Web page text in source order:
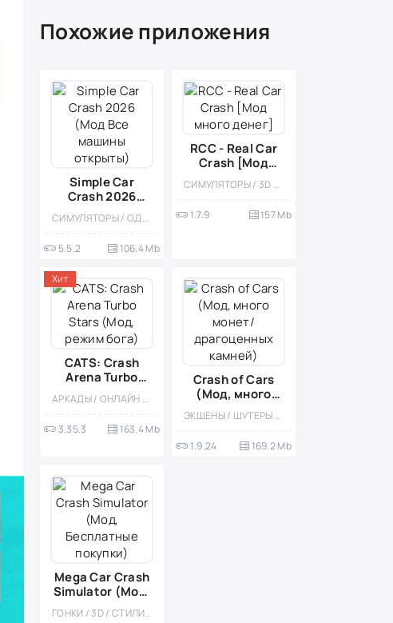
Похожие приложения
Simple Car
Crash 2026
(Мод Все
машины
СИМУЛЯТОРЫ / ОДНОПОЛЬЗОВАТЕЛЬСКИЕ / ФИЗИКА / КАЗУАЛЬНЫЕ / МОД / 3D / РЕАЛИЗМ / СТИЛИЗАЦИЯ / ОФЛАЙН / МАЛЕНЬКАЯ / ВСТРОЕННЫЙ КЕШ
5.5.2 106.4 Mb
RCC - Real Car
Crash [Мод
много денег] СИМУЛЯТОРЫ / 3D / РЕАЛИЗМ / МОД / ГОНКИ / ЭКСТРЕМАЛЬНАЯ ЕЗДА / КАЗУАЛЬНЫЕ / ОДНОПОЛЬЗОВАТЕЛЬСКИЕ / СТИЛИЗАЦИЯ / ОФЛАЙН / ВСТРОЕННЫЙ КЕШ
1.7.9 157 Mb
CATS: Crash
Arena Turbo
Stars (Мод,
режим бога) АРКАДЫ / ОНЛАЙН / ЭКШЕНЫ / МОД / МНОГОПОЛЬЗОВАТЕЛЬСКАЯ / СОРЕВНОВАТЕЛЬНАЯ / СТИЛИЗАЦИЯ / ДРАКИ / КАЗУАЛЬНЫЕ / ВСТРОЕННЫЙ КЕШ
3.35.3 163.4 Mb
Хит
Crash of Cars
(Мод, много
монет/
драгоценных ЭКШЕНЫ / ШУТЕРЫ / ГОНОЧНЫЙ ШУТЕР / КАЗУАЛЬНЫЕ / МНОГОПОЛЬЗОВАТЕЛЬСКАЯ / СОРЕВНОВАТЕЛЬНАЯ / ОДНОПОЛЬЗОВАТЕЛЬСКИЕ / СТИЛИЗАЦИЯ / ОФЛАЙН / ДЛЯ ДЕТЕЙ / ИЗОМЕТРИЯ / МОД
1.9.24 169.2 Mb
Mega Car Crash
Simulator (Мод,
Бесплатные ГОНКИ / 3D / СТИЛИЗАЦИЯ / ОДНОПОЛЬЗОВАТЕЛЬСКИЕ / ОФЛАЙН / ВСТРОЕННЫЙ КЕШ / МОД / ФИЗИКА / АРКАДЫ